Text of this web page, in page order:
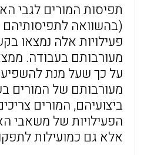
תפיסות המורים לגבי
(בהשוואה לתפיסותיהם
פעילויות אלה נמצאו
מעורבותם בעבודה.
על כך שעל מנת להשפיע
מעורבותם של המורים
ביצועיהם, המורים
הפעילויות של משאבי
אלא גם כמועילות